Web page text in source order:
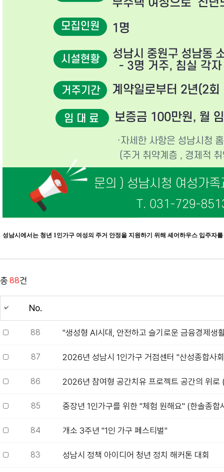
성남시에서는 청년 1인가구 여성의 주거 안정을 지원하기 위해 셰어하우스 입주자
총 88건
No.
88 "생성형 AI시대, 안전하고 슬기로운 금융경제생
87 2026년 성남시 1인가구 거점센터 "산성종합사
86 2026년 참여형 공간치유 프로젝트 공간의 위로
85 중장년 1인가구를 위한 "체험 원해요" (한솔종합
84 개소 3주년 "1인 가구 페스티벌"
83 성남시 정책 아이디어 청년 정치 해커톤 대회